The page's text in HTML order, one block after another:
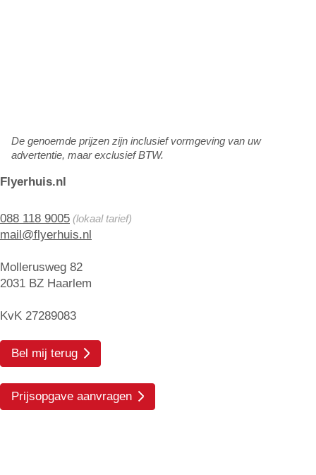
Flyerhuis.nl
088 118 9005 (lokaal tarief)
mail@flyerhuis.nl
Mollerusweg 82
2031 BZ Haarlem
KvK 27289083
Bel mij terug
Prijsopgave aanvragen
De genoemde prijzen zijn inclusief vormgeving van uw
advertentie, maar exclusief BTW.